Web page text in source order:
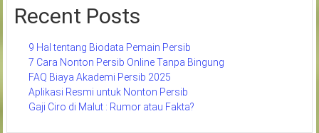
Recent Posts
9 Hal tentang Biodata Pemain Persib
7 Cara Nonton Persib Online Tanpa Bingung
FAQ Biaya Akademi Persib 2025
Aplikasi Resmi untuk Nonton Persib
Gaji Ciro di Malut : Rumor atau Fakta?